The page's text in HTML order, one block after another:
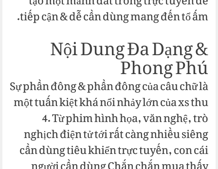
tiếp cận & dễ cần dùng mang đến tổ ấm.
Nội Dung Đa Dạng &
Phong Phú
Sự phần đông & phần đông của câu chữ là
một tuấn kiệt khá nổi nhảy lớn của xs thu
4. Từ phim hình họa, văn nghệ, trò
nghịch điện tử tới rất càng nhiều siêng
cần dùng tiêu khiển trực tuyến, con cái